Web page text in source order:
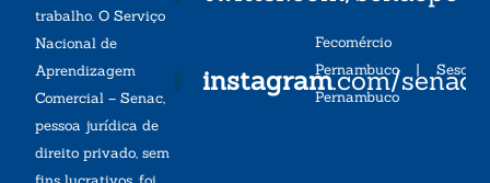
trabalho. O Serviço
Nacional de
Aprendizagem
Comercial – Senac,
pessoa jurídica de
direito privado, sem
instagram.com/
Fecomércio
Pernambuco| Sesc
Pernambuco